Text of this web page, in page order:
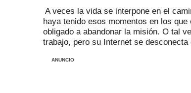
A veces la vida se interpone en el
haya tenido esos momentos en los
obligado a abandonar la misión. O tal
trabajo, pero su Internet se
ANUNCIO